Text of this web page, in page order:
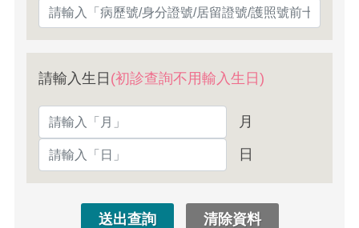
請輸入生日 (初診查詢不用輸入生日)
月
日